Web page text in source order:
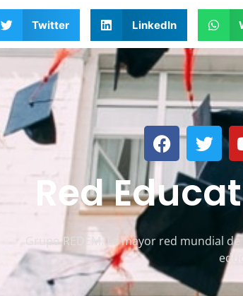
Twitter LinkedIn
Red
Grupo REDEM. La mayor red mundial